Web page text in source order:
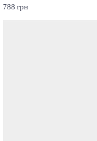
788 грн